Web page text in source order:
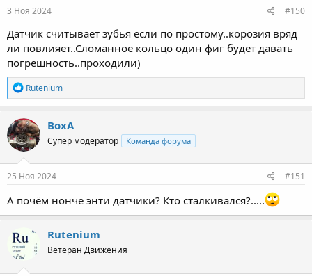
3 Ноя 2024 #150
Датчик считывает зубья если по простому..корозия вряд
ли повлияет..Сломанное кольцо один фиг будет давать
погрешность..проходили)
Р
е
а
к
ц
и
и
:
Rutenium
ВохА
Супер модератор Команда форума
25 Ноя 2024 #151
А почём нонче энти датчики? Кто сталкивался?.....
Rutenium
Ветеран Движения